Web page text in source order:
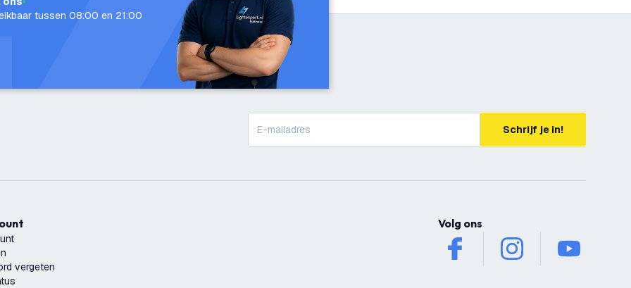
tussen 08:00 en 21:00
Schrijf je in!
vergeten
Volg ons
facebook instagram youtube